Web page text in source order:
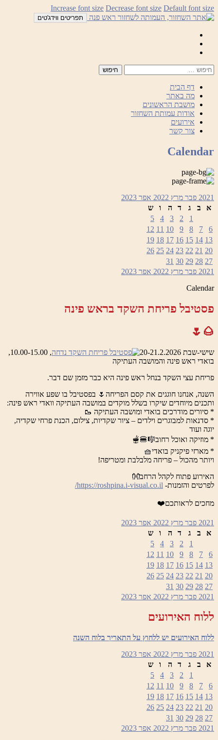
לדלג
לתוכן
Increase font size Decrease font size Default font size
תפריטים ווידג'טים
דף הבית
מה באתר
מושבת הראשונים
אודות עמותת השחזור
אירועים
צור קשר
Calendar
2021 פבר מרץ 2022 אפר 2023
א
ב ג ד ה ו
ש
1
2
3
4
5
6
7
8
9
10
11
12
13
14
15
16
17
18
19
20
21
22
23
24
25
26
27
28
29
30
31
2021 פבר מרץ 2022 אפר 2023
Calendar
פסטיבל פריחת השקד בראש פינה
🌰🌷
שישי-שבת 20-21.2.2026
, 10.00-15.00,
בואדי ראש פינה והמושבה העתיקה
פריחת עצי השקד בנחל ראש פינה היא כבר מזמן שם דבר.
השנה, אנחנו חוגגים את קסם הפריחה🌷 בפסטיבל בו שפע אווירה
ותכנים מיוחדים שיקרו בשלל מוקדים במושבה העתיקה וואדי ראש פינה:
* סיורים מודרכים בואדי ומושבה העתיקה 🥾
* סדנאות למבוגרים וילדים – ציור שקדיות, צילום, הכנת פרחי שקדיה,
יוגה ועוד
* מוזיקה ואוכל רחוב🎼🍔🫕
* מארזי פיקניק בואדי🧺
ויותר מהכול – פריחה מלבלבת ומטריפה!
האירוע פתוח לקהל הרחב👐
לפרטים והזמנות- https://roshpina.i-visual.co.il/
מחכים לראותכם❤️
2021 פבר מרץ 2022 אפר 2023
א
ב ג ד ה ו
ש
1
2
3
4
5
6
7
8
9
10
11
12
13
14
15
16
17
18
19
20
21
22
23
24
25
26
27
28
29
30
31
2021 פבר מרץ 2022 אפר 2023
ללוח האירועים
ללוח האירועים יש ללחוץ על התאריך בלוח השנה
2021 פבר מרץ 2022 אפר 2023
א
ב ג ד ה ו
ש
1
2
3
4
5
6
7
8
9
10
11
12
13
14
15
16
17
18
19
20
21
22
23
24
25
26
27
28
29
30
31
2021 פבר מרץ 2022 אפר 2023